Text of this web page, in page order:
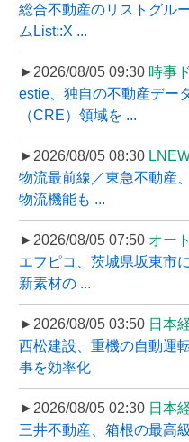
総合不動産のリストグル
ムList::X ...
►2026/08/05 09:30 時事
estie、独自の不動産デー
（CRE）領域を ...
►2026/08/05 08:30
物流最前線／東急不動産
物流機能も ...
►2026/08/05 07:50 オー
エフピコ、茨城県坂東市
新素材の ...
►2026/08/05 03:50 日本
西松建設、重機の自動運
事を効率化
►2026/08/05 02:30 日本
三井不動産、箱根の最高